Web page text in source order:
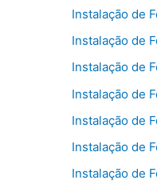
Instalação de
Instalação de
Instalação de
Instalação de
Instalação de
Instalação de
Instalação de